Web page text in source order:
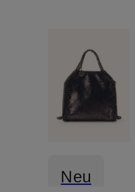
Neu